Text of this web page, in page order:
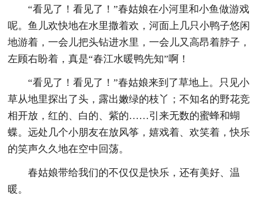
“看见了！看见了！”春姑娘在小河里和小鱼做游戏
呢。鱼儿欢快地在水里撒着欢，河面上几只小鸭子悠闲
地游着，一会儿把头钻进水里，一会儿又高昂着脖子，
左顾右盼着，真是“春江水暖鸭先知”啊！
“看见了！看见了！”春姑娘来到了草地上。只见小
草从地里探出了头，露出嫩绿的枝丫；不知名的野花竞
相开放，红的、白的、紫的……引来无数的蜜蜂和蝴
蝶。远处几个小朋友在放风筝，嬉戏着、欢笑着，快乐
的笑声久久地在空中回荡。
春姑娘带给我们的不仅仅是快乐，还有美好、温
暖。